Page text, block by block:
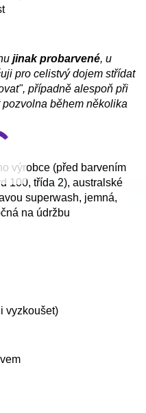
jinak probarvené, u
pro celistvý dojem střídat
případně alespoň při
během několika
výrobce (před barvením
100, třída 2), australské
superwash, jemná,
na údržbu
vyzkoušet)